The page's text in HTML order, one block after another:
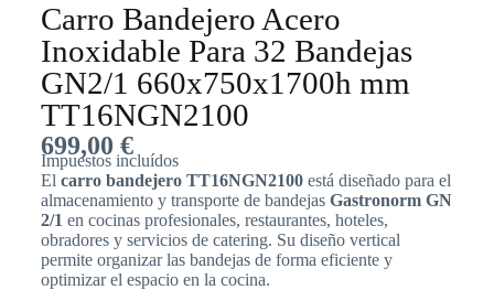
Carro Bandejero Acero
Inoxidable Para 32 Bandejas
GN2/1 660x750x1700h mm
TT16NGN2100
699,00 €
Impuestos incluídos
El carro bandejero TT16NGN2100está diseñado para el
almacenamiento y transporte de bandejas Gastronorm GN
2/1 en cocinas profesionales, restaurantes, hoteles,
obradores y servicios de catering. Su diseño vertical
permite organizar las bandejas de forma eficiente y
optimizar el espacio en la cocina.